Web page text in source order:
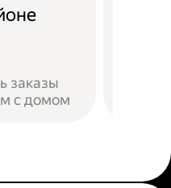
заказы
с домом